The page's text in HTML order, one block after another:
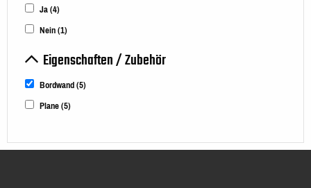
Ja(4)
Nein(1)
Eigenschaften / Zubehör
Bordwand(5)
Plane(5)